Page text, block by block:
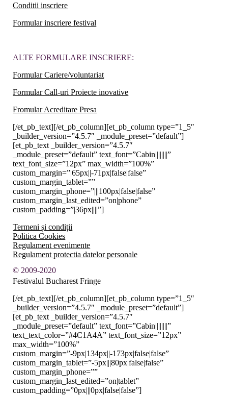
Conditii inscriere
Formular inscriere festival
ALTE FORMULARE INSCRIERE:
Formular Cariere/voluntariat
Formular Call-uri Proiecte inovative
Fromular Acreditare Presa
[/et_pb_text][/et_pb_column][et_pb_column type=”1_5″
_builder_version=”4.5.7″ _module_preset=”default”]
[et_pb_text _builder_version=”4.5.7″
_module_preset=”default” text_font=”Cabin||||||||”
text_font_size=”12px” max_width=”100%”
custom_margin=”|65px||-71px|false|false”
custom_margin_tablet=””
custom_margin_phone=”|||100px|false|false”
custom_margin_last_edited=”on|phone”
custom_padding=”|36px||||”]
Termeni și condiții
Politica Cookies
Regulament evenimente
Regulament protectia datelor personale
© 2009-2020
Festivalul Bucharest Fringe
[/et_pb_text][/et_pb_column][et_pb_column type=”1_5″
_builder_version=”4.5.7″ _module_preset=”default”]
[et_pb_text _builder_version=”4.5.7″
_module_preset=”default” text_font=”Cabin||||||||”
text_text_color=”#4C1A4A” text_font_size=”12px”
max_width=”100%”
custom_margin=”-9px|134px||-173px|false|false”
custom_margin_tablet=”-5px|||80px|false|false”
custom_margin_phone=””
custom_margin_last_edited=”on|tablet”
custom_padding=”0px|||0px|false|false”]